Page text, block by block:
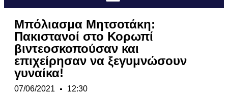
Μπόλιασμα Μητσοτάκη:
Πακιστανοί στο Κορωπί
βιντεοσκοπούσαν και
επιχείρησαν να ξεγυμνώσουν
γυναίκα!
07/06/2021 12:30